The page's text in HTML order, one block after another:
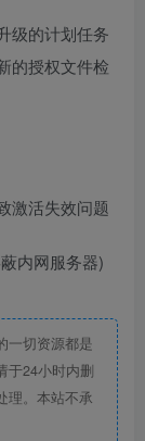
级的计划任务
的授权文件检
激活失效问题
内网服务器)
切资源都是
于24小时内删
理。本站不承